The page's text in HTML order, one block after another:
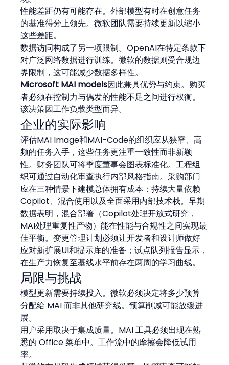
性能差距仍有可能存在。外部模型有时在创意任务
的基准得分上领先。微软团队需要持续更新以缩小
这些差距。
数据访问构成了另一项限制。OpenAI在特定条款下
对广泛网络数据进行训练。微软的数据则受合规边
界限制，这可能减少数据多样性。
Microsoft MAI models因此兼具优势与约束。购买
者必须在控制力与偶发的性能不足之间进行权衡。
该决策因工作负载类型而异。
企业的实际影响
评估MAI Image和MAI-Code的组织应从狭窄、高
频的任务入手，这些任务更注重一致性而非新颖
性。财务团队可将季度董事会图表标准化。工程组
织可通过自动化审查执行内部风格指南。采购部门
应在三种情景下建模总体拥有成本：持续大量依赖
Copilot、混合使用以及全面采用内部技术栈。早期
数据表明，混合部署（Copilot处理开放式研究，
MAI处理重复性产物）能在性能与合规性之间实现最
佳平衡。变更管理计划必须让开发者和设计师做好
应对新扩展UI和提示库的准备；试点队列报告显示，
在生产力恢复至基线水平前存在两周的学习曲线。
局限与挑战
模型更新需要持续投入。微软必须决定将多少预算
分配给 MAI 而非其他研究线。预算削减可能放缓进
展。
用户采用取决于集成质量。MAI 工具必须出现在熟
悉的 Office 菜单中。工作流中的摩擦会降低试用
率。